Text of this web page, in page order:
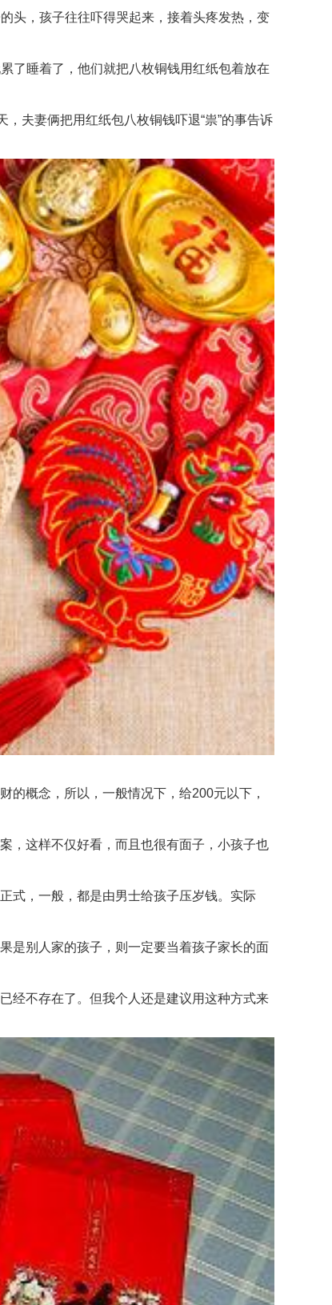
头，孩子往往吓得哭起来，接着头疼发热，变
了睡着了，他们就把八枚铜钱用红纸包着放在
夫妻俩把用红纸包八枚铜钱吓退“祟”的事告诉
概念，所以，一般情况下，给200元以下，
这样不仅好看，而且也很有面子，小孩子也
，一般，都是由男士给孩子压岁钱。实际
别人家的孩子，则一定要当着孩子家长的面
不存在了。但我个人还是建议用这种方式来